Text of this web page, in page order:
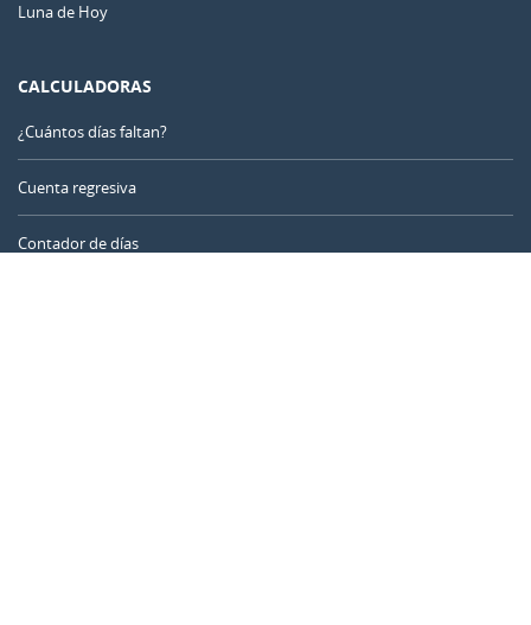
Luna de Hoy
CALCULADORAS
¿Cuántos días faltan?
Cuenta regresiva
Contador de días